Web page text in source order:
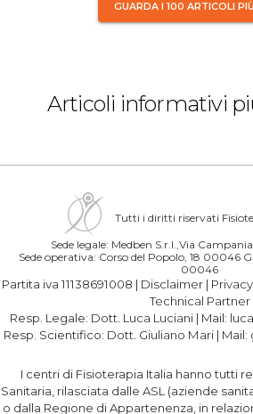
GUARDA I 100 ARTICOLI
Articoli informativi
Tutti i diritti riservati
Sede legale: Medben S.r.l.,Via
Sede operativa: Corso del Popolo, 18 00046
00046
Partita iva 11138691008 | Disclaimer |
Technical Partner
Resp. Legale: Dott. Luca Luciani | Mail:
Resp. Scientifico: Dott. Giuliano Mari| Mail:
I centri di Fisioterapia Italia hanno tutti
Sanitaria, rilasciata dalle ASL (aziende
o dalla Regione di Appartenenza, in